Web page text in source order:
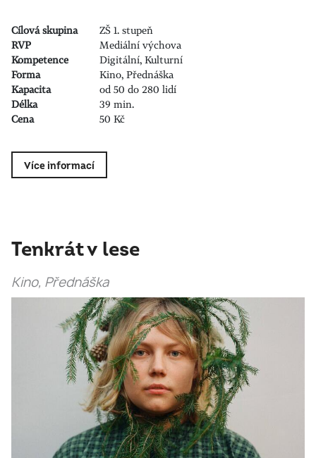
Cílová skupina
ZŠ 1. stupeň
RVP
Mediální výchova
Kompetence
Digitální, Kulturní
Forma
Kino, Přednáška
Kapacita
od 50 do 280 lidí
Délka
39 min.
Cena
50 Kč
Více informací
Tenkrát v lese
Kino, Přednáška